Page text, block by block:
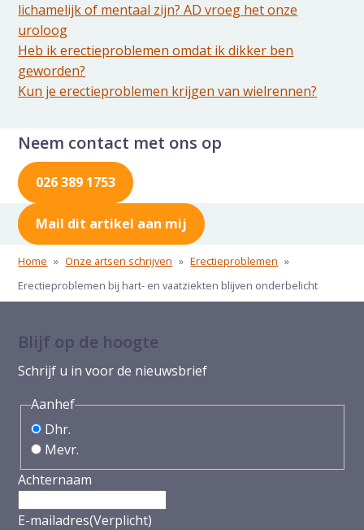
lichamelijk of mentaal zijn? AD vroeg het onze
uroloog
Heb ik erectieproblemen omdat ik dikker ben
geworden?
Kun je erectieproblemen krijgen van wielrennen?
Neem contact met ons op
026 389 1753
Mail dit artikel aan mij
Home » Onze artsen schrijven » Erectieproblemen »
Erectieproblemen bij hart- en vaatziekten blijven onderbelicht
Blijf op de hoogte
Schrijf u in voor de nieuwsbrief
Aanhef
Dhr.
Mevr.
Achternaam
E-mailadres(Verplicht)